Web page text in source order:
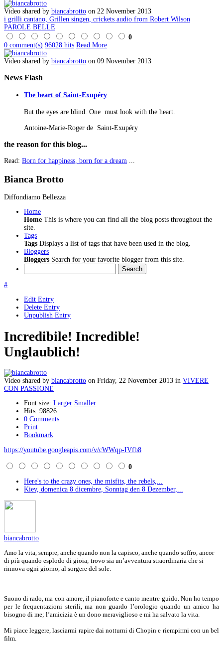
Video shared by biancabrotto on 22 November 2013
i grilli cantano, Grillen singen, crickets audio from Robert Wilson
PAROLE BELLE
0
0 comment(s) 96028 hits Read More
Video shared by biancabrotto on 09 November 2013
News Flash
The heart of Saint-Exupéry
But the eyes are blind. One must look with the heart.
Antoine-Marie-Roger de Saint-Exupéry
the reason for this blog...
Read: Born for happiness, born for a dream
Bianca Brotto
Diffondiamo Bellezza
Home
Home This is where you can find all the blog posts throughout the
site.
Tags
Tags Displays a list of tags that have been used in the blog.
Bloggers
Bloggers Search for your favorite blogger from this site.
Search
#
Edit Entry
Delete Entry
Unpublish Entry
Incredibile! Incredible!
Unglaublich!
Video shared by biancabrotto on Friday, 22 November 2013 in VIVERE
CON PASSIONE
Font size: Larger Smaller
Hits: 98826
0 Comments
Print
Bookmark
https://youtube.googleapis.com/v/cWWqp-IVfb8
0
Here's to the crazy ones, the misfits, the rebels,...
Kiev, domenica 8 dicembre, Sonntag den 8 Dezember,...
biancabrotto
Amo la vita, sempre, anche quando non la capisco, anche quando soffro, ancor
di più quando esplodo di gioia; trovo sia un’avventura straordinaria che si
rinnova ogni giorno, al sorgere del sole.
Suono di rado, ma con amore, il pianoforte e canto mentre guido. Non ho tempo
per le frequentazioni sterili, ma non guardo l’orologio quando un amico ha
bisogno di me; l’amicizia è un dono meraviglioso e mi ha salvato la vita.
Mi piace leggere, lasciarmi rapire dai notturni di Chopin e riempirmi con un bel
film.